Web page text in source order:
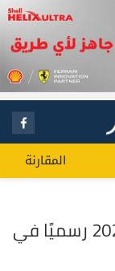
المقارنة
إطلاق لاند روفر ديفندر موديل 2021 رسميًا في